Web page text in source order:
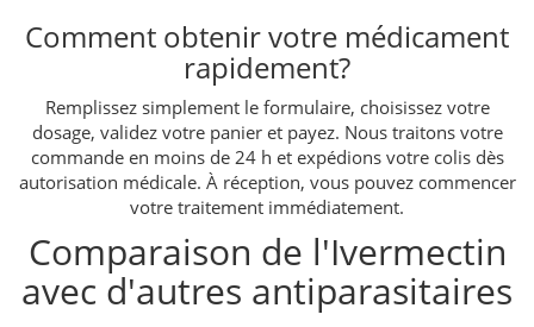
Comment obtenir votre médicament
rapidement?
Remplissez simplement le formulaire, choisissez votre
dosage, validez votre panier et payez. Nous traitons votre
commande en moins de 24 h et expédions votre colis dès
autorisation médicale. À réception, vous pouvez commencer
votre traitement immédiatement.
Comparaison de l'Ivermectin
avec d'autres antiparasitaires